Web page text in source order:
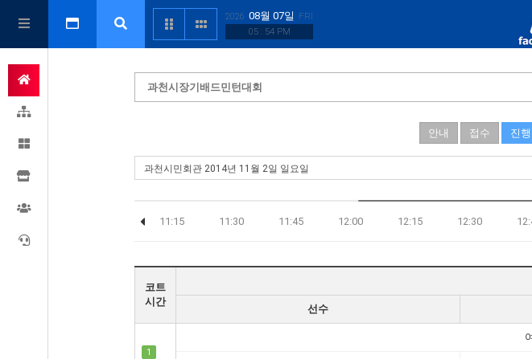
2026 08월 07일
FRI
05 : 54 PM
과천시장기배드민턴대회
안내 접수 진행
11:15 11:30 11:45 12:00 12:15 12:30
코트
시간
선수
1